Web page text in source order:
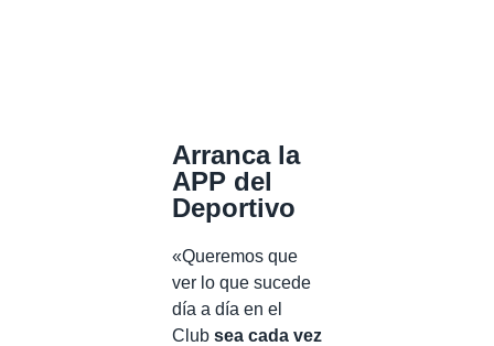
Arranca la
APP del
Deportivo
«Queremos que
ver lo que sucede
día a día en el
Club sea cada vez